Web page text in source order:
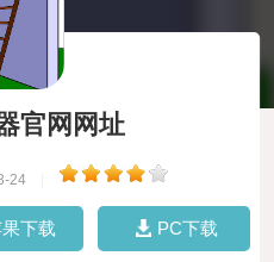
官网网址
24
下载 PC下载